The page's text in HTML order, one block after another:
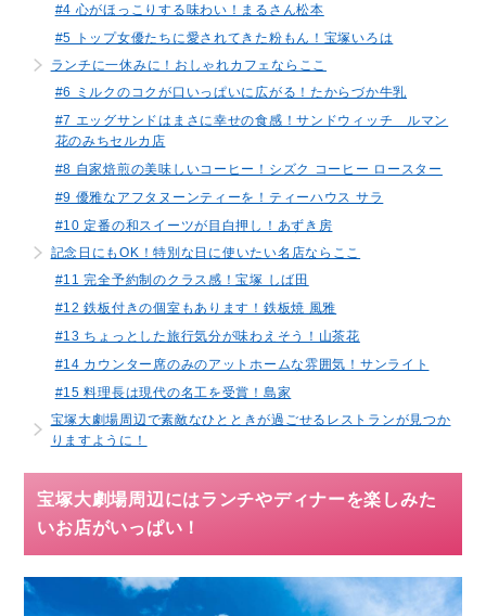
#4 心がほっこりする味わい！まるさん松本
#5 トップ女優たちに愛されてきた粉もん！宝塚いろは
ランチに一休みに！おしゃれカフェならここ
#6 ミルクのコクが口いっぱいに広がる！たからづか牛乳
#7 エッグサンドはまさに幸せの食感！サンドウィッチ ルマン
花のみちセルカ店
#8 自家焙煎の美味しいコーヒー！シズク コーヒー ロースター
#9 優雅なアフタヌーンティーを！ティーハウス サラ
#10 定番の和スイーツが目白押し！あずき房
記念日にもOK！特別な日に使いたい名店ならここ
#11 完全予約制のクラス感！宝塚 しば田
#12 鉄板付きの個室もあります！鉄板焼 風雅
#13 ちょっとした旅行気分が味わえそう！山茶花
#14 カウンター席のみのアットホームな雰囲気！サンライト
#15 料理長は現代の名工を受賞！島家
宝塚大劇場周辺で素敵なひとときが過ごせるレストランが見つか
りますように！
宝塚大劇場周辺にはランチやディナーを楽しみた
いお店がいっぱい！